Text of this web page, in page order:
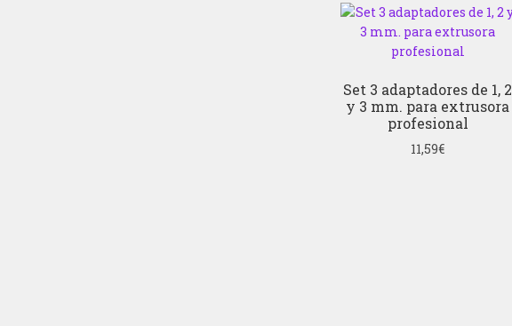
Set 3 adaptadores de 1, 2
y 3 mm. para extrusora
profesional
11,59€